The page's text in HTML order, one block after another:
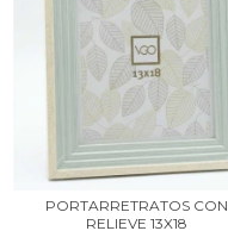
PORTARRETRATOS CON
RELIEVE 13X18